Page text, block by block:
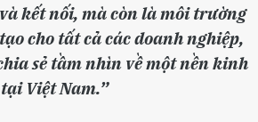
kết nối, mà còn là môi trường
cho tất cả các doanh nghiệp,
sẻ tầm nhìn về một nền kinh
Việt Nam.”